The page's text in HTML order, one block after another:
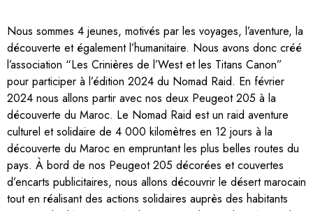
Nous sommes 4 jeunes, motivés par les voyages, l’aventure, la
découverte et également l’humanitaire. Nous avons donc créé
l’association “Les Crinières de l’West et les Titans Canon”
pour participer à l’édition 2024 du Nomad Raid. En février
2024 nous allons partir avec nos deux Peugeot 205 à la
découverte du Maroc. Le Nomad Raid est un raid aventure
culturel et solidaire de 4 000 kilomètres en 12 jours à la
découverte du Maroc en empruntant les plus belles routes du
pays. À bord de nos Peugeot 205 décorées et couvertes
d’encarts publicitaires, nous allons découvrir le désert marocain
tout en réalisant des actions solidaires auprès des habitants